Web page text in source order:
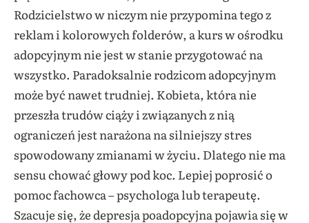
Rodzicielstwo w niczym nie przypomina tego z
reklam i kolorowych folderów, a kurs w ośrodku
adopcyjnym nie jest w stanie przygotować na
wszystko. Paradoksalnie rodzicom adopcyjnym
może być nawet trudniej. Kobieta, która nie
przeszła trudów ciąży i związanych z nią
ograniczeń jest narażona na silniejszy stres
spowodowany zmianami w życiu. Dlatego nie ma
sensu chować głowy pod koc. Lepiej poprosić o
pomoc fachowca – psychologa lub terapeutę.
Szacuje się, że depresja poadopcyjna pojawia się w